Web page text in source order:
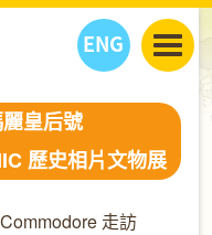
ENG
丫丫看天下
丫丫部落格
教學活動
人物專題
親子日曆
丫丫活動
親子好去處
健康生活館
學習成長路
麗皇后號
歷史相片文物展
走訪